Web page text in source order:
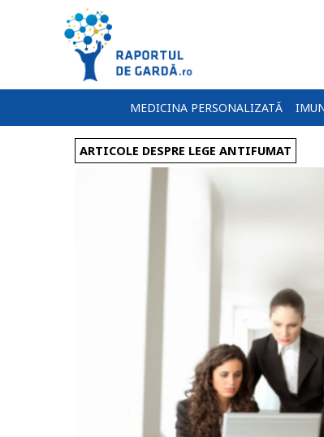
MEDICINA PERSONALIZATĂ
ARTICOLE DESPRE LEGE ANTIFUMAT